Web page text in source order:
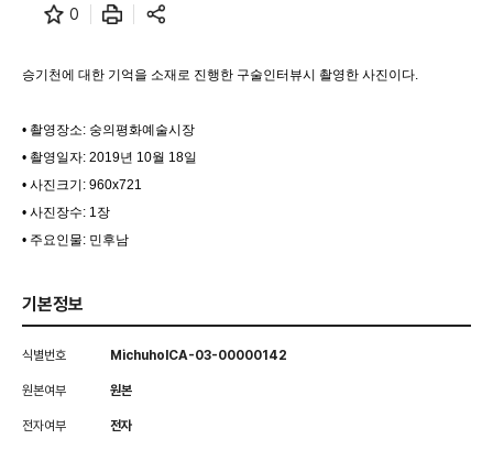
0
승기천에 대한 기억을 소재로 진행한 구술인터뷰시 촬영한 사진이다.
• 촬영장소: 숭의평화예술시장
• 촬영일자: 2019년 10월 18일
• 사진크기: 960x721
• 사진장수: 1장
• 주요인물: 민후남
기본정보
식별번호 MichuholCA-03-00000142
원본여부 원본
전자여부 전자